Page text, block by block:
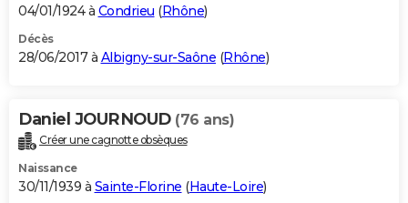
04/01/1924 à Condrieu (Rhône)
Décès
28/06/2017 à Albigny-sur-Saône (Rhône)
Daniel JOURNOUD (76 ans)
Créer une cagnotte obsèques
Naissance
30/11/1939 à Sainte-Florine (Haute-Loire)